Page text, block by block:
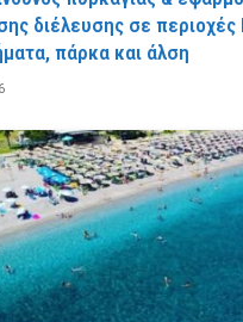
διέλευσης σε περιοχές
πάρκα και άλση